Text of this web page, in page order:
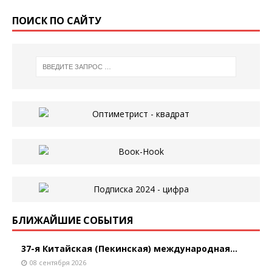
ПОИСК ПО САЙТУ
БЛИЖАЙШИЕ СОБЫТИЯ
37-я Китайская (Пекинская) международная...
08 сентября 2026